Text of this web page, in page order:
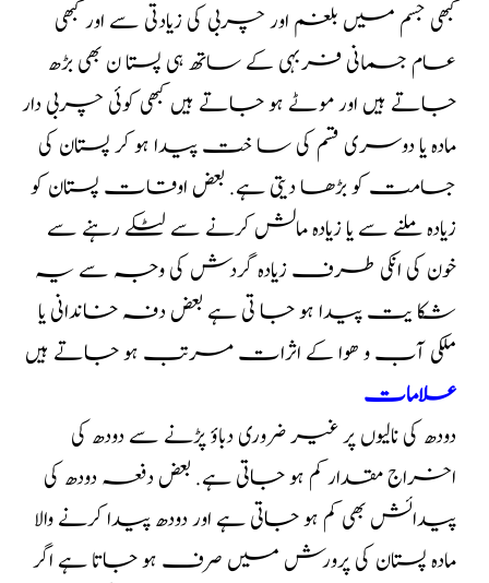
کبھی جسم میں بلغم اور چربی کی زیادتی سے اور کبھی
عام جسمانی فربہی کے ساتھ ہی پستا ن بھی بڑھ
جاتے ہیں اور موٹے ہو جاتے ہیں کبھی کوئی چربی دار
مادہ یا دوسری قسم کی سا خت پیدا ہو کر پستان کی
جسامت کو بڑھا دیتی ہے. بعض اوقات پستان کو
زیادہ ملنے سے یا زیادہ مالش کرنے سے لٹکے رہنے سے
خون کی انکی طرف زیادہ گردش کی وجہ سے یہ
شکا یت پیدا ہو جا تی ہے بعض دفہ خاندانی یا
ملکی آب و ھوا کے اثرات مرتب ہو جاتے ہیں
علامات
دودھ کی نالیوں پر غیر ضروری دباؤ پڑنے سے دودھ کی
اخراج مقدار کم ہو جاتی ہے. بعض دفعہ دودھ کی
پیدائش بھی کم ہو جاتی ہے اور دودھ پیدا کرنے والا
مادہ پستان کی پرورش میں صرف ہو جاتا ہے اگر